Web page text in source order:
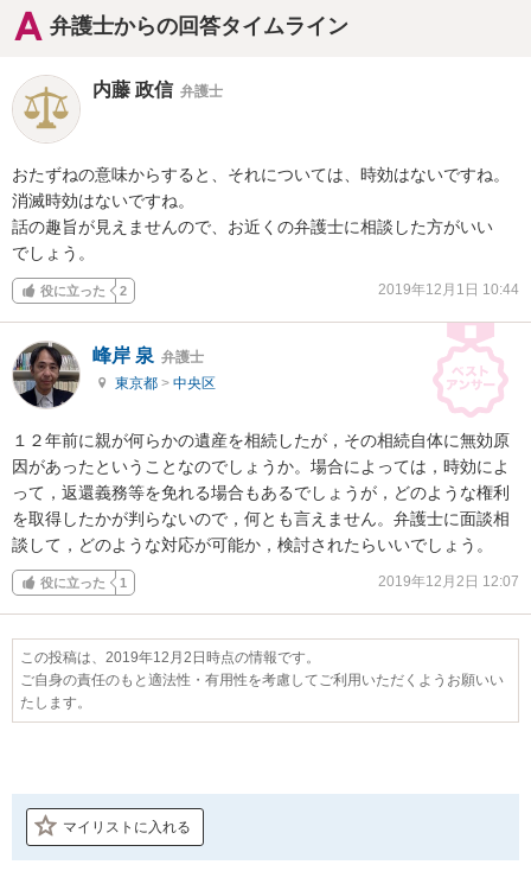
弁護士からの回答タイムライン
内藤 政信 弁護士
おたずねの意味からすると、それについては、時効はないですね。
消滅時効はないですね。
話の趣旨が見えませんので、お近くの弁護士に相談した方がいい
でしょう。
役に立った 2 2019年12月1日 10:44
峰岸 泉 弁護士
東京都 > 中央区
１２年前に親が何らかの遺産を相続したが，その相続自体に無効原
因があったということなのでしょうか。場合によっては，時効によ
って，返還義務等を免れる場合もあるでしょうが，どのような権利
を取得したかが判らないので，何とも言えません。弁護士に面談相
談して，どのような対応が可能か，検討されたらいいでしょう。
役に立った 1 2019年12月2日 12:07
この投稿は、2019年12月2日時点の情報です。
ご自身の責任のもと適法性・有用性を考慮してご利用いただくようお願いい
たします。
マイリストに入れる